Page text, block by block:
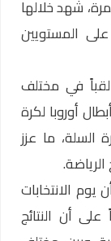
زالت مستمرة، شهد خلالها
المستويين
وخلال عهد بيريز، تُوج ريال مدريد بـ66 لقباً في مختلف
دوري أبطال أوروبا لكرة
في كرة السلة، ما عزز
يوم الانتخابات
أن النتائج